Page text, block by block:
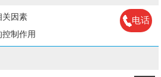
关因素
制作用
电话